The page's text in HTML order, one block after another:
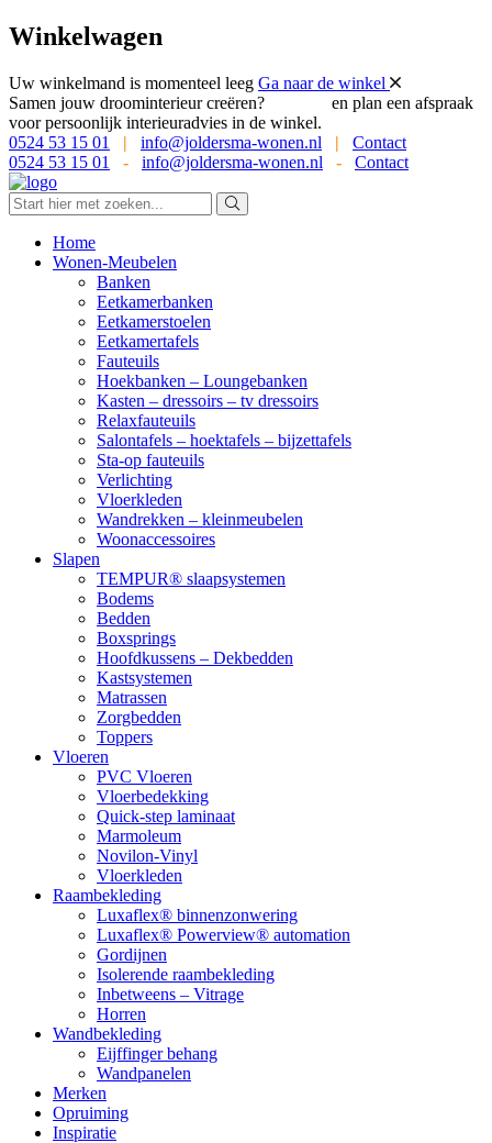
Winkelwagen
Uw winkelmand is momenteel leeg Ga naar de winkel
Samen jouw droominterieur creëren?
en plan een afspraak
voor persoonlijk interieuradvies in de winkel.
0524 53 15 01
| info@joldersma-wonen.nl |
Contact
0524 53 15 01
- info@joldersma-wonen.nl - Contact
Home
Wonen-Meubelen
Banken
Eetkamerbanken
Eetkamerstoelen
Eetkamertafels
Fauteuils
Hoekbanken – Loungebanken
Kasten – dressoirs – tv dressoirs
Relaxfauteuils
Salontafels – hoektafels – bijzettafels
Sta-op fauteuils
Verlichting
Vloerkleden
Wandrekken – kleinmeubelen
Woonaccessoires
Slapen
TEMPUR® slaapsystemen
Bodems
Bedden
Boxsprings
Hoofdkussens – Dekbedden
Kastsystemen
Matrassen
Zorgbedden
Toppers
Vloeren
PVC Vloeren
Vloerbedekking
Quick-step laminaat
Marmoleum
Novilon-Vinyl
Vloerkleden
Raambekleding
Luxaflex® binnenzonwering
Luxaflex® Powerview® automation
Gordijnen
Isolerende raambekleding
Inbetweens – Vitrage
Horren
Wandbekleding
Eijffinger behang
Wandpanelen
Merken
Opruiming
Inspiratie